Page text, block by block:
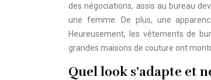
des négociations, assis au bureau
une femme. De plus, une
Heureusement, les vêtements de
grandes maisons de couture ont
Quel look s’adapte et